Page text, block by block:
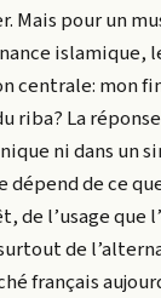
Mais pour un
islamique,
centrale: mon
riba? La
ni dans un
dépend de ce
de l’usage que
de
français